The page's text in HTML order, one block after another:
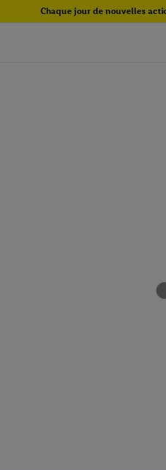
Chaque jour de nouvelles